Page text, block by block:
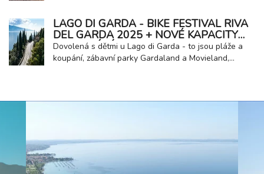
střetává malebná italská krajina s vůní svařeného
vína a řemeslnou tradicí. Je to ideální místo pro
klienty, kteří hledají světla, atmosféru a...
LAGO DI GARDA - BIKE FESTIVAL RIVA
DEL GARDA 2025 + NOVÉ KAPACITY
UBYTOVÁNÍ U JEZERA
Dovolená s dětmi u Lago di Garda - to jsou pláže a
koupání, zábavní parky Gardaland a Movieland,
množství vinic a vinařství, farmy, olivové...